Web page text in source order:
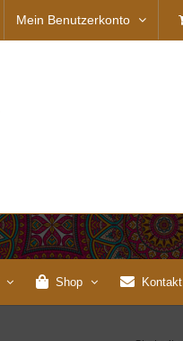
Mein Benutzerkonto
Shop Kontakt